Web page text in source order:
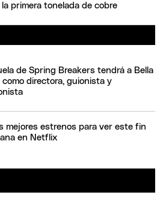
primera tonelada de cobre
de Spring Breakers tendrá a Bella
como directora, guionista y
mejores estrenos para ver este fin
en Netflix